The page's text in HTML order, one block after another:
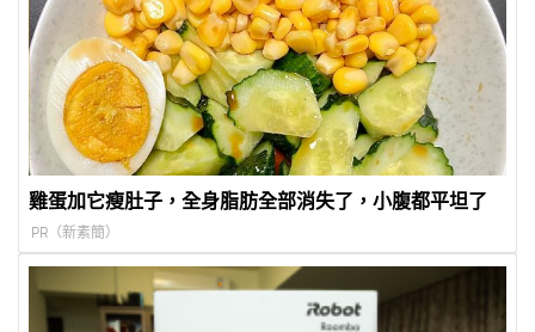
雞蛋加它瘦肚子，全身脂肪全部消失了，小腹都平坦了
PR（新素簡）